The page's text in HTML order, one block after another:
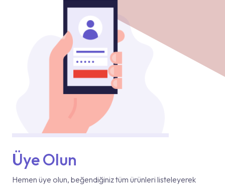
Üye Olun
Hemen üye olun, beğendiğiniz tüm ürünleri listeleyerek